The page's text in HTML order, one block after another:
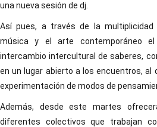
una nueva sesión de dj.
Así pues, a través de la multiplicidad
música y el arte contemporáneo
intercambio intercultural de saberes,
en un lugar abierto a los encuentros, al
experimentación de modos de
Además, desde este martes
diferentes colectivos que trabajan